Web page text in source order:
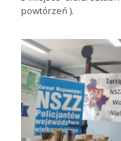
powtórzeń ).